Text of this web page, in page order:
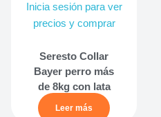
Inicia sesión para ver
precios y comprar
Seresto Collar
Bayer perro más
de 8kg con lata
Leer más